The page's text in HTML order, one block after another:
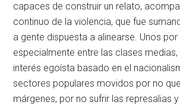
capaces de construir un relato,
continuo de la violencia, que fue
a gente dispuesta a alinearse. Unos
especialmente entre las clases medias,
interés egoísta basado en el
sectores populares movidos por no
márgenes, por no sufrir las represalias